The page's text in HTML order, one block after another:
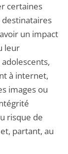
certaines
un impact
leur
à internet,
images ou
risque de
partant, au